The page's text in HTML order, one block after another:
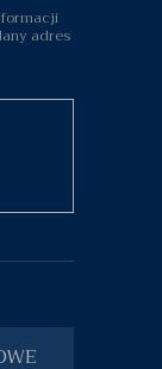
adres